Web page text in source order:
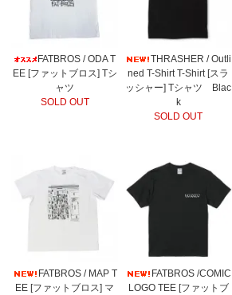
FATBROS / ODA T
EE [ファットブロス] Tシ
ャツ
SOLD OUT
THRASHER / Outli
ned T-Shirt T-Shirt [スラ
ッシャー] Tシャツ Blac
k
SOLD OUT
FATBROS / MAP T
EE [ファットブロス] マ
FATBROS /COMIC
LOGO TEE [ファットブ